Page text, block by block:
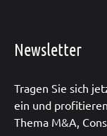
Newsletter
Tragen Sie sich
ein und
Thema M&A,